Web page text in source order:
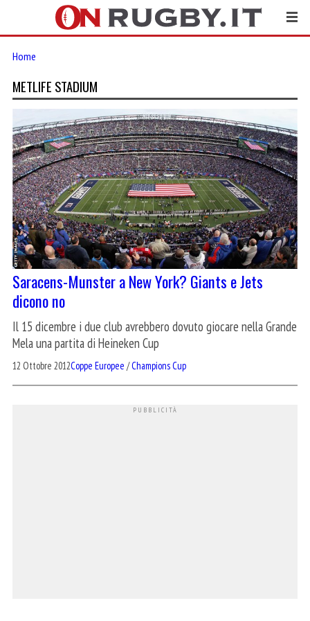
Home
METLIFE STADIUM
Saracens-Munster a New York? Giants e Jets
dicono no
Il 15 dicembre i due club avrebbero dovuto giocare nella Grande
Mela una partita di Heineken Cup
12 Ottobre 2012Coppe Europee /Champions Cup